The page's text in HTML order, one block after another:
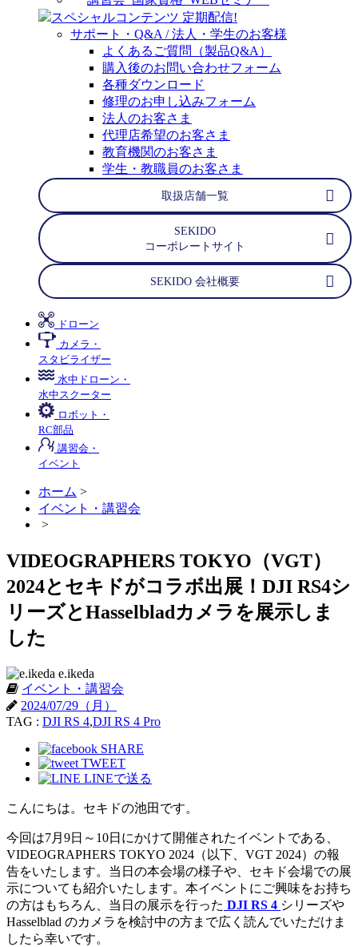
スペシャルコンテンツ 定期配信!
サポート・Q&A / 法人・学生のお客様
よくあるご質問（製品Q&A）
購入後のお問い合わせフォーム
各種ダウンロード
修理のお申し込みフォーム
法人のお客さま
代理店希望のお客さま
教育機関のお客さま
学生・教職員のお客さま
取扱店舗一覧
SEKIDO
コーポレートサイト
SEKIDO 会社概要
ドローン
カメラ・
スタビライザー
水中ドローン・
水中スクーター
ロボット・
RC部品
講習会・
イベント
ホーム >
イベント・講習会
>
VIDEOGRAPHERS TOKYO（VGT）
2024とセキドがコラボ出展！DJI RS4シ
リーズとHasselbladカメラを展示しま
した
e.ikeda
イベント・講習会
2024/07/29（月）
TAG : DJI RS 4,DJI RS 4 Pro
SHARE
TWEET
LINEで送る
こんにちは。セキドの池田です。
今回は7月9日～10日にかけて開催されたイベントである、
VIDEOGRAPHERS TOKYO 2024（以下、VGT 2024）の報
告をいたします。当日の本会場の様子や、セキド会場での展
示についても紹介いたします。本イベントにご興味をお持ち
の方はもちろん、当日の展示を行った DJI RS 4 シリーズや
Hasselblad のカメラを検討中の方まで広く読んでいただけま
したら幸いです。